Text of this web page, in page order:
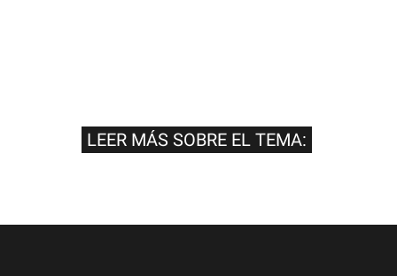
LEER MÁS SOBRE EL TEMA: